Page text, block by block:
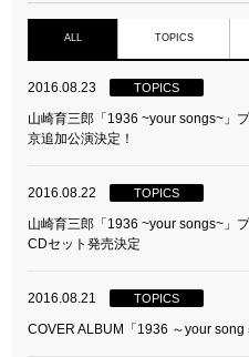
ALL TOPICS
2016.08.23 TOPICS
山崎育三郎「1936 ~your songs~」
京追加公演決定！
2016.08.22 TOPICS
山崎育三郎「1936 ~your songs~」
CDセット発売決定
2016.08.21 TOPICS
COVER ALBUM「1936 ～your song